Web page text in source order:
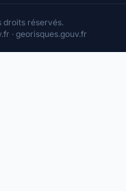
droits réservés.
· georisques.gouv.fr